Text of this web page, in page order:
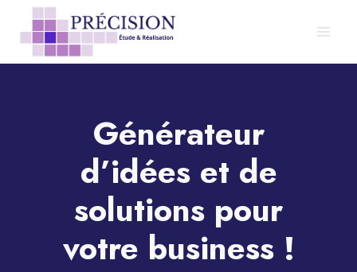
contenu
Générateur
d’idées et de
solutions pour
votre business !